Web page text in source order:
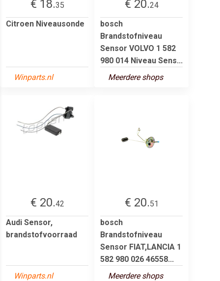
€ 18.35
Citroen Niveausonde
Winparts.nl
€ 20.24
bosch
Brandstofniveau
Sensor VOLVO 1 582
980 014 Niveau Sens...
Meerdere shops
€ 20.42
Audi Sensor,
brandstofvoorraad
Winparts.nl
€ 20.51
bosch
Brandstofniveau
Sensor FIAT,LANCIA 1
582 980 026 46558...
Meerdere shops